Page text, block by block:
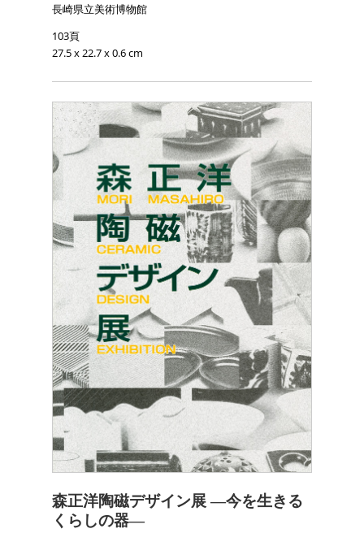
長崎県立美術博物館
103頁
27.5 x 22.7 x 0.6 cm
森正洋陶磁デザイン展 ―今を生きる
くらしの器―